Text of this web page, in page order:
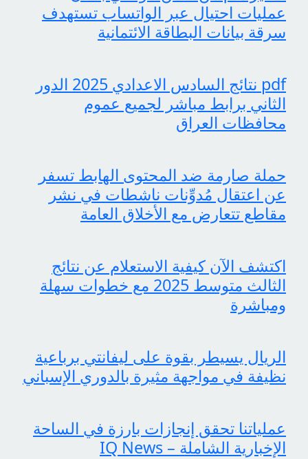
عمليات احتيال عبر الواتساب تستهدف
سرقة بيانات البطاقة الائتمانية
pdf نتائج السادس الاعدادي 2025 الدور
الثاني برابط مباشر لجميع عموم
محافظات العراق
حملة صارمة ضد المحتوى الهابط تسفر
عن اعتقال مُدوِّنات ناشطات في نشر
مقاطع تتعارض مع الأخلاق العامة
اكتشف الآن كيفية الاستعلام عن نتائج
الثالث متوسط 2025 مع خطوات سهلة
ومباشرة
الريال يسيطر بقوة على ليفانتي برباعية
نظيفة في مواجهة مثيرة بالدوري الإسباني
عملياتنا تحقق إنجازات بارزة في الساحة
الإخبارية الشاملة – IQ News